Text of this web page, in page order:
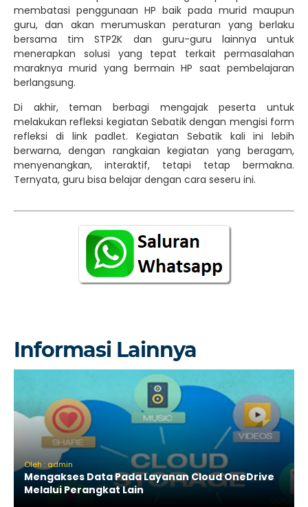
membatasi penggunaan HP baik pada murid maupun
guru, dan akan merumuskan peraturan yang berlaku
bersama tim STP2K dan guru-guru lainnya untuk
menerapkan solusi yang tepat terkait permasalahan
maraknya murid yang bermain HP saat pembelajaran
berlangsung.
Di akhir, teman berbagi mengajak peserta untuk
melakukan refleksi kegiatan Sebatik dengan mengisi form
refleksi di link padlet. Kegiatan Sebatik kali ini lebih
berwarna, dengan rangkaian kegiatan yang beragam,
menyenangkan, interaktif, tetapi tetap bermakna.
Ternyata, guru bisa belajar dengan cara seseru ini.
Informasi Lainnya
Oleh : admin
Mengakses Data Pada Layanan Cloud OneDrive
Melalui Perangkat Lain